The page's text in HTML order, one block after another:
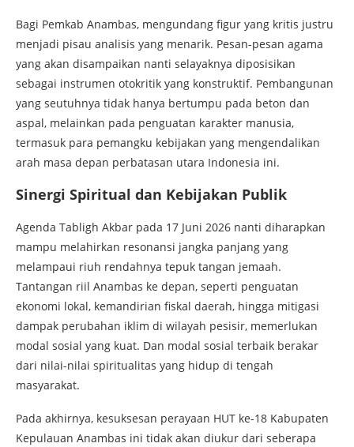
Bagi Pemkab Anambas, mengundang figur yang kritis justru
menjadi pisau analisis yang menarik. Pesan-pesan agama
yang akan disampaikan nanti selayaknya diposisikan
sebagai instrumen otokritik yang konstruktif. Pembangunan
yang seutuhnya tidak hanya bertumpu pada beton dan
aspal, melainkan pada penguatan karakter manusia,
termasuk para pemangku kebijakan yang mengendalikan
arah masa depan perbatasan utara Indonesia ini.
Sinergi Spiritual dan Kebijakan Publik
Agenda Tabligh Akbar pada 17 Juni 2026 nanti diharapkan
mampu melahirkan resonansi jangka panjang yang
melampaui riuh rendahnya tepuk tangan jemaah.
Tantangan riil Anambas ke depan, seperti penguatan
ekonomi lokal, kemandirian fiskal daerah, hingga mitigasi
dampak perubahan iklim di wilayah pesisir, memerlukan
modal sosial yang kuat. Dan modal sosial terbaik berakar
dari nilai-nilai spiritualitas yang hidup di tengah
masyarakat.
Pada akhirnya, kesuksesan perayaan HUT ke-18 Kabupaten
Kepulauan Anambas ini tidak akan diukur dari seberapa